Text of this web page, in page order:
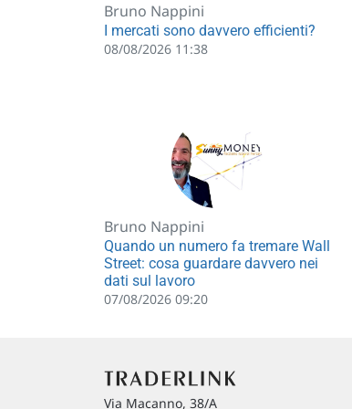
Bruno Nappini
I mercati sono davvero efficienti?
08/08/2026 11:38
Bruno Nappini
Quando un numero fa tremare Wall
Street: cosa guardare davvero nei
dati sul lavoro
07/08/2026 09:20
Via Macanno, 38/A